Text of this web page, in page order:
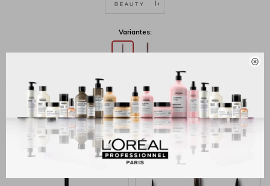

Variantes:
MÉTODOS Y COSTOS DE ENVÍO
Productos que te pueden interesar